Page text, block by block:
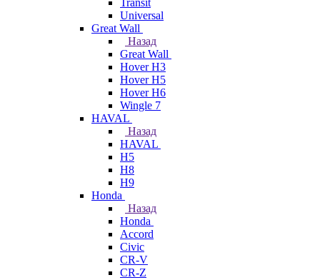
Transit
Universal
Great Wall
Назад
Great Wall
Hover H3
Hover H5
Hover H6
Wingle 7
HAVAL
Назад
HAVAL
H5
H8
H9
Honda
Назад
Honda
Accord
Civic
CR-V
CR-Z